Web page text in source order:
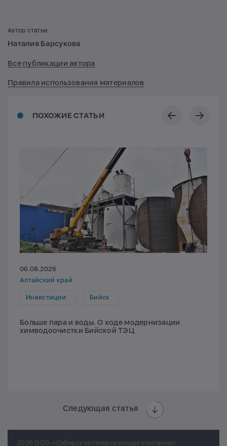
ПОХОЖИЕ СТАТЬИ
06.08.2026
Алтайский край
Инвестиции Бийск
Больше пара и воды. О ходе модернизации
химводоочистки Бийской ТЭЦ
Следующая статья
Автор статьи:
Наталия Барсукова
Все публикации автора
Правила использования материалов
2026 ООО «Сибирская генерирующая компания»